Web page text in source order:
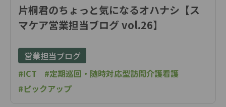
片桐君のちょっと気になるオハナシ【ス
マケア営業担当ブログ vol.26】
営業担当ブログ
#ICT
#定期巡回・随時対応型訪問介護看護
#ピックアップ